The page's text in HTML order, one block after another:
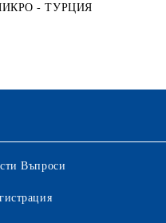
- ТУРЦИЯ
Въпроси